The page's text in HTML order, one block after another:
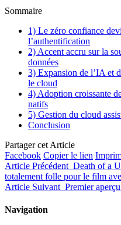
Sommaire
1) Le zéro confiance
l’authentification
2) Accent accru sur la
données
3) Expansion de l’IA et
le cloud
4) Adoption croissante
natifs
5) Gestion du cloud
Conclusion
Partager cet Article
Facebook Copier le lien
Article Précédent Death of a
totalement folle pour le film
Article Suivant Premier
Navigation